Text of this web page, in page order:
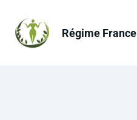
contenu
Régime France